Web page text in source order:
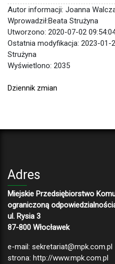
Autor informacji: Joanna
Wprowadził:Beata Strużyna
Utworzono: 2020-07-02
Ostatnia modyfikacja: 2023-01-
Strużyna
Wyświetlono: 2035
Dziennik zmian
Adres
Miejskie Przedsiębiorstwo
ograniczoną
ul. Rysia 3
87-800 Włocławek
e-mail: sekretariat@mpk.com.pl
strona: http://www.mpk.com.pl